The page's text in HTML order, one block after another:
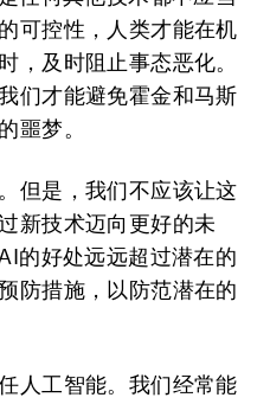
可控性，人类才能在机
，及时阻止事态恶化。
们才能避免霍金和马斯
噩梦。
但是，我们不应该让这
新技术迈向更好的未
的好处远远超过潜在的
防措施，以防范潜在的
人工智能。我们经常能